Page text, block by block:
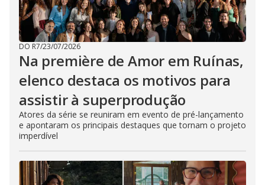
DO R7/23/07/2026
Na première de Amor em Ruínas,
elenco destaca os motivos para
assistir à superprodução
Atores da série se reuniram em evento de pré-lançamento
e apontaram os principais destaques que tornam o projeto
imperdível